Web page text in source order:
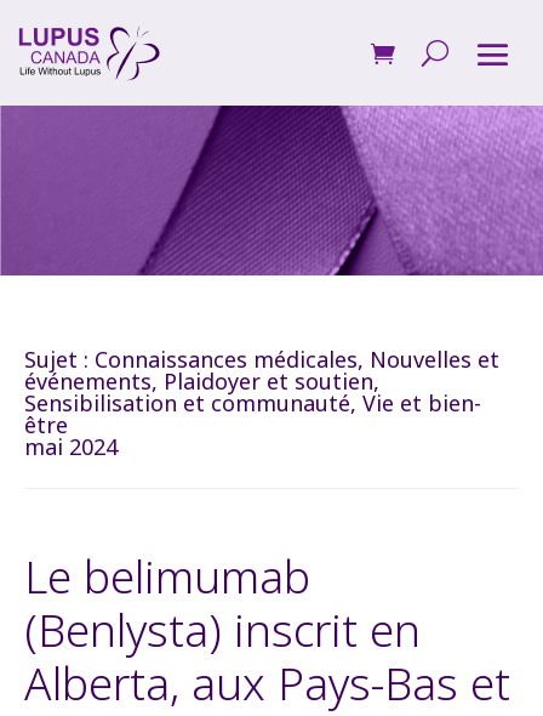
Sujet : Connaissances médicales, Nouvelles et
événements, Plaidoyer et soutien,
Sensibilisation et communauté, Vie et bien-
être
mai 2024
Le belimumab
(Benlysta) inscrit en
Alberta, aux Pays-Bas et